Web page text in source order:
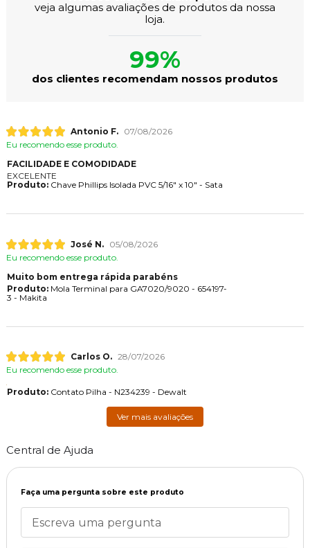
veja algumas avaliações de produtos da nossa
loja.
99%
dos clientes recomendam nossos produtos
Antonio F.
07/08/2026
Eu recomendo esse produto.
FACILIDADE E COMODIDADE
EXCELENTE
Produto:Chave Phillips Isolada PVC 5/16" x 10" - Sata
José N.
05/08/2026
Eu recomendo esse produto.
Muito bom entrega rápida parabéns
Produto:Mola Terminal para GA7020/9020 - 654197-
3 - Makita
Carlos O. 28/07/2026
Eu recomendo esse produto.
Produto:Contato Pilha - N234239 - Dewalt
Ver mais avaliações
Central de Ajuda
Faça uma pergunta sobre este produto